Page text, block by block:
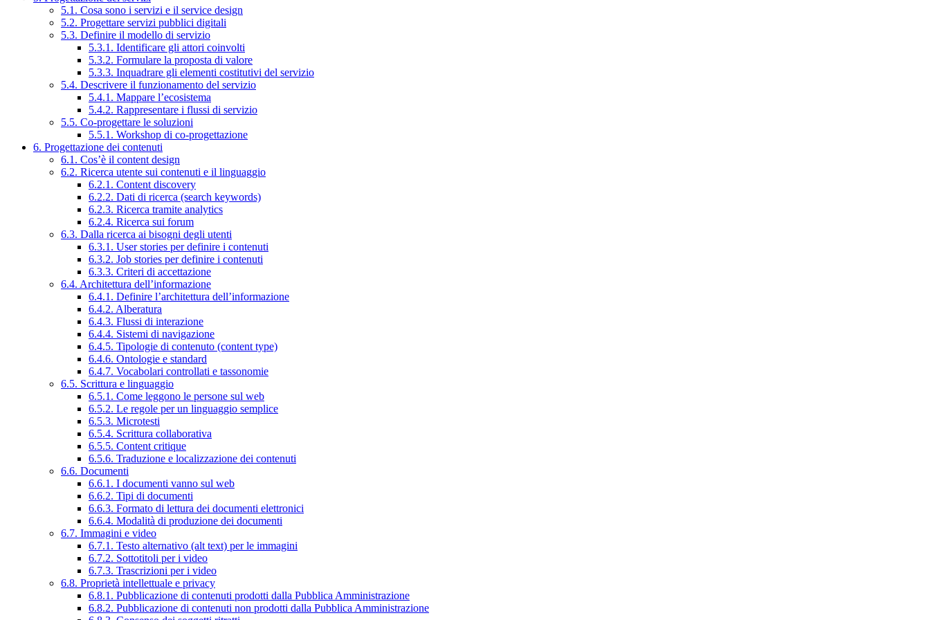
5.1. Cosa sono i servizi e il service design
5.2. Progettare servizi pubblici digitali
5.3. Definire il modello di servizio
5.3.1. Identificare gli attori coinvolti
5.3.2. Formulare la proposta di valore
5.3.3. Inquadrare gli elementi costitutivi del servizio
5.4. Descrivere il funzionamento del servizio
5.4.1. Mappare l’ecosistema
5.4.2. Rappresentare i flussi di servizio
5.5. Co-progettare le soluzioni
5.5.1. Workshop di co-progettazione
6. Progettazione dei contenuti
6.1. Cos’è il content design
6.2. Ricerca utente sui contenuti e il linguaggio
6.2.1. Content discovery
6.2.2. Dati di ricerca (search keywords)
6.2.3. Ricerca tramite analytics
6.2.4. Ricerca sui forum
6.3. Dalla ricerca ai bisogni degli utenti
6.3.1. User stories per definire i contenuti
6.3.2. Job stories per definire i contenuti
6.3.3. Criteri di accettazione
6.4. Architettura dell’informazione
6.4.1. Definire l’architettura dell’informazione
6.4.2. Alberatura
6.4.3. Flussi di interazione
6.4.4. Sistemi di navigazione
6.4.5. Tipologie di contenuto (content type)
6.4.6. Ontologie e standard
6.4.7. Vocabolari controllati e tassonomie
6.5. Scrittura e linguaggio
6.5.1. Come leggono le persone sul web
6.5.2. Le regole per un linguaggio semplice
6.5.3. Microtesti
6.5.4. Scrittura collaborativa
6.5.5. Content critique
6.5.6. Traduzione e localizzazione dei contenuti
6.6. Documenti
6.6.1. I documenti vanno sul web
6.6.2. Tipi di documenti
6.6.3. Formato di lettura dei documenti elettronici
6.6.4. Modalità di produzione dei documenti
6.7. Immagini e video
6.7.1. Testo alternativo (alt text) per le immagini
6.7.2. Sottotitoli per i video
6.7.3. Trascrizioni per i video
6.8. Proprietà intellettuale e privacy
6.8.1. Pubblicazione di contenuti prodotti dalla Pubblica Amministrazione
6.8.2. Pubblicazione di contenuti non prodotti dalla Pubblica Amministrazione